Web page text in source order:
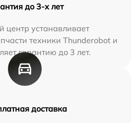
до 3-х лет
центр устанавливает
техники Thunderobot и
гарантию до 3 лет.
доставка